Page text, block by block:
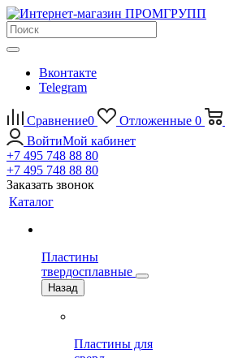
Вконтакте
Telegram
Сравнение0 Отложенные 0
ВойтиМой кабинет
+7 495 748 88 80
+7 495 748 88 80
Заказать звонок
Каталог
Пластины
твердосплавные
Назад
Пластины для